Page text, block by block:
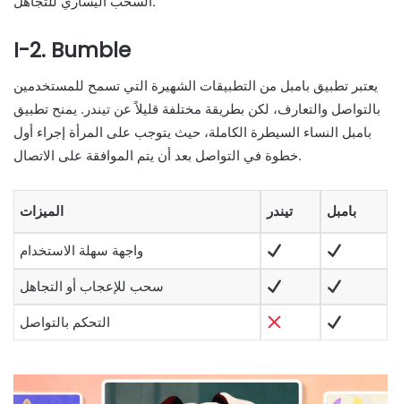
I-2. Bumble
يعتبر تطبيق بامبل من التطبيقات الشهيرة التي تسمح للمستخدمين
بالتواصل والتعارف، لكن بطريقة مختلفة قليلاً عن تيندر. يمنح تطبيق
بامبل النساء السيطرة الكاملة، حيث يتوجب على المرأة إجراء أول
خطوة في التواصل بعد أن يتم الموافقة على الاتصال.
الميزات تيندر بامبل
واجهة سهلة الاستخدام
سحب للإعجاب أو التجاهل
التحكم بالتواصل